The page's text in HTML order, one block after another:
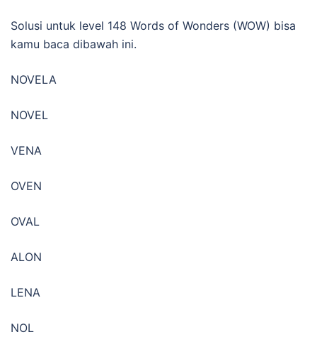
Solusi untuk level 148 Words of Wonders (WOW) bisa
kamu baca dibawah ini.
NOVELA
NOVEL
VENA
OVEN
OVAL
ALON
LENA
NOL